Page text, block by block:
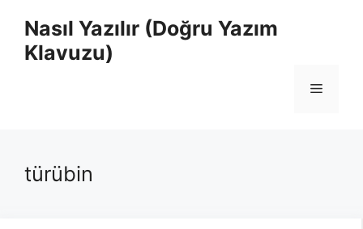
Nasıl Yazılır (Doğru Yazım
Klavuzu)
Menü
türübin